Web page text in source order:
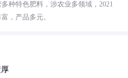
种特色肥料，涉农业多领域，2021
，产品多元。